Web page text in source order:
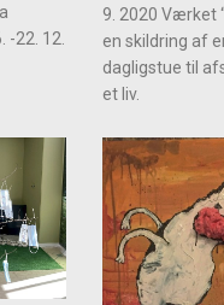
-22. 12.
9. 2020 Værket
en skildring af
dagligstue til
et liv.